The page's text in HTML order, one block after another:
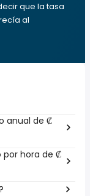
que la tasa
al
anual de ₡
por hora de ₡